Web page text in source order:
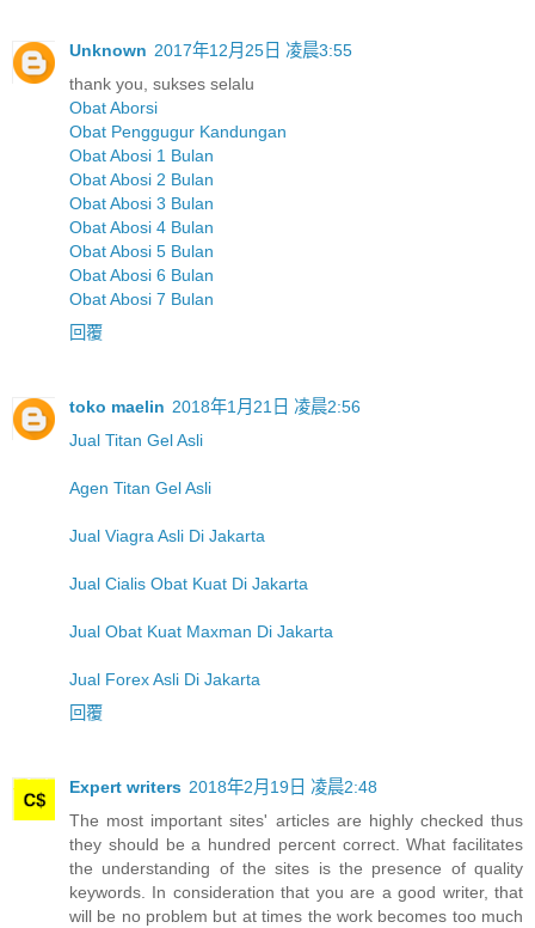
Unknown 2017年12月25日 凌晨3:55
thank you, sukses selalu
Obat Aborsi
Obat Penggugur Kandungan
Obat Abosi 1 Bulan
Obat Abosi 2 Bulan
Obat Abosi 3 Bulan
Obat Abosi 4 Bulan
Obat Abosi 5 Bulan
Obat Abosi 6 Bulan
Obat Abosi 7 Bulan
回覆
toko maelin 2018年1月21日 凌晨2:56
Jual Titan Gel Asli
Agen Titan Gel Asli
Jual Viagra Asli Di Jakarta
Jual Cialis Obat Kuat Di Jakarta
Jual Obat Kuat Maxman Di Jakarta
Jual Forex Asli Di Jakarta
回覆
Expert writers 2018年2月19日 凌晨2:48
The most important sites' articles are highly checked thus
they should be a hundred percent correct. What facilitates
the understanding of the sites is the presence of quality
keywords. In consideration that you are a good writer, that
will be no problem but at times the work becomes too much